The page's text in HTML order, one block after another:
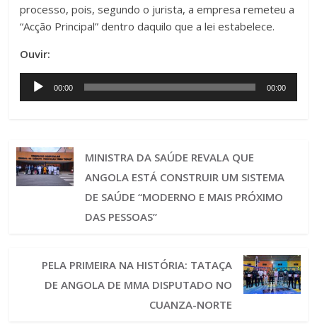
processo, pois, segundo o jurista, a empresa remeteu a
“Acção Principal” dentro daquilo que a lei estabelece.
Ouvir:
Audio
Player
00:00 00:00
MINISTRA DA SAÚDE REVALA QUE
ANGOLA ESTÁ CONSTRUIR UM SISTEMA
DE SAÚDE “MODERNO E MAIS PRÓXIMO
DAS PESSOAS”
PELA PRIMEIRA NA HISTÓRIA: TATAÇA
DE ANGOLA DE MMA DISPUTADO NO
CUANZA-NORTE